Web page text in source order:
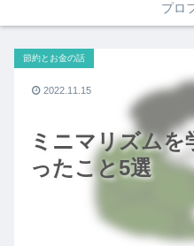
プロ
ミニマリズムを
ったこと5選
節約とお金の話
2022.11.15